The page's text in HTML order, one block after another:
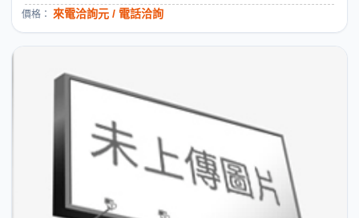
價格： 來電洽詢元 / 電話洽詢